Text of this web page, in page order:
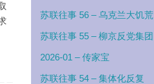
苏联往事 56 – 乌克兰大饥荒
苏联往事 55 – 柳京反党集团
2026-01 – 传家宝
苏联往事 54 – 集体化反复